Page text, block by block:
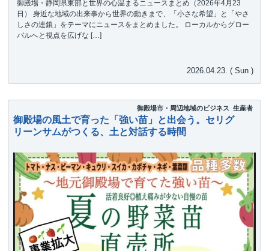
御殿場・静岡県東部と世界の心温まるニュースまとめ（2026年4月23
日） 身近な地域の出来事から世界の動きまで、「小さな希望」と「やさ
しさの連鎖」をテーマにニュースをまとめました。 ローカルからグロー
バルへと視点を広げな […]
2026.04.23. ( Sun )
御殿場市・周辺地域のビジネス 生産者
御殿場の風土で育った「強い苗」と出会う。セリグ
リーンサムがつくる、土と対話する時間